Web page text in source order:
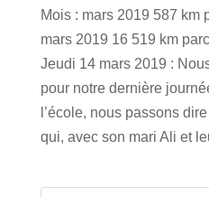
Mois : mars 2019 587 km
mars 2019 16 519 km
Jeudi 14 mars 2019 :
pour notre dernière
l’école, nous passons
qui, avec son mari Ali et